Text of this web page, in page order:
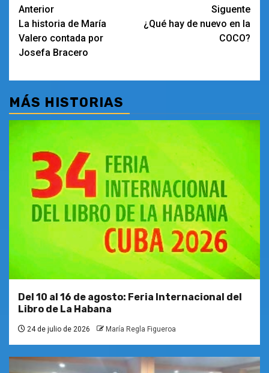
Navegación
de
entradas
Anterior
La historia de María
Valero contada por
Josefa Bracero
Siguente
¿Qué hay de nuevo en la
COCO?
MÁS HISTORIAS
Del 10 al 16 de agosto: Feria Internacional del
Libro de La Habana
24 de julio de 2026 María Regla Figueroa